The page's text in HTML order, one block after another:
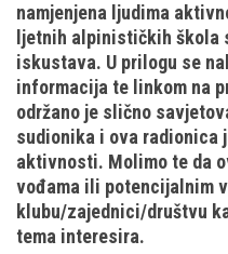
Povijesti SDI
Gojzeki
Obiteljska
Plan izleta Obiteljske sekcije
Izleti
Izvješća s izleta Obiteljske
Pruži mi ruku – OSI
Alpinistička škola
Speleološka škola HPD
Obilaznice
Gojzerica
Špiljama Lijepe Naše
Hrvatske planinarske kuće
50 vrhova za 50 godina
namjenjena ljudima
ljetnih alpinističkih škola
iskustava. U prilogu se
informacija te linkom na
održano je slično
sudionika i ova radionica
aktivnosti. Molimo te da
vođama ili potencijalnim
klubu/zajednici/društvu
tema interesira.